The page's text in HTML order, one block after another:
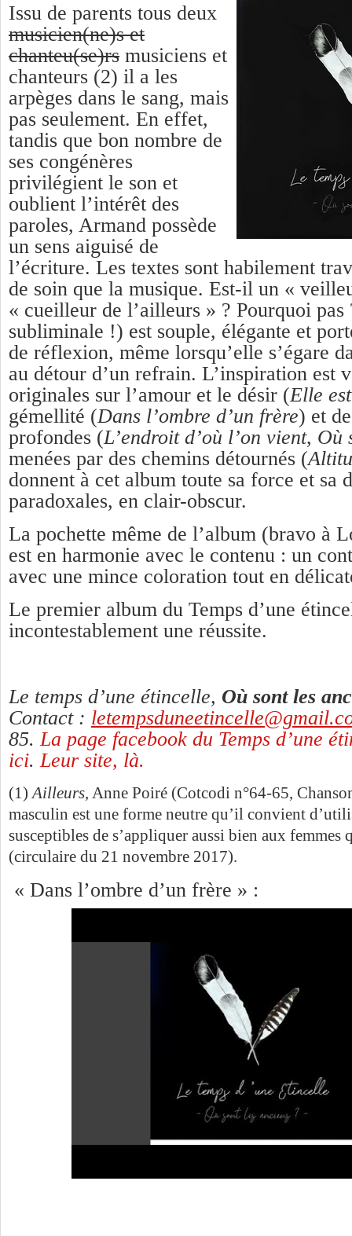
Issu de parents tous deux
musicien(ne)s et
chanteu(se)rs musiciens et
chanteurs (2) il a les
arpèges dans le sang, mais
pas seulement. En effet,
tandis que bon nombre de
ses congénères
privilégient le son et
oublient l’intérêt des
paroles, Armand possède
un sens aiguisé de
l’écriture. Les textes sont habilement
de soin que la musique. Est-il un «
« cueilleur de l’ailleurs » ? Pourquoi pas
subliminale !) est souple, élégante et
de réflexion, même lorsqu’elle s’égare
au détour d’un refrain. L’inspiration est
originales sur l’amour et le désir (Elle
gémellité (Dans l’ombre d’un frère) et
profondes (L’endroit d’où l’on vient, Où
menées par des chemins détournés (
donnent à cet album toute sa force et sa
paradoxales, en clair-obscur.
La pochette même de l’album (bravo à
est en harmonie avec le contenu : un
avec une mince coloration tout en
Le premier album du Temps d’une
incontestablement une réussite.
Le temps d’une étincelle, Où sont les
Contact :
85. La page facebook du Temps d’une
ici. Leur site, là.
(1) Ailleurs, Anne Poiré (Cotcodi n°64-65,
masculin est une forme neutre qu’il convient
susceptibles de s’appliquer aussi bien aux femmes
(circulaire du 21 novembre 2017).
« Dans l’ombre d’un frère » :